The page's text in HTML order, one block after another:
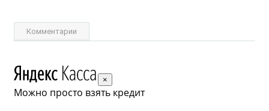
Комментарии
×
Можно просто взять кредит